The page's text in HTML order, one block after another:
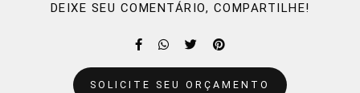
DEIXE SEU COMENTÁRIO, COMPARTILHE!
SOLICITE SEU ORÇAMENTO